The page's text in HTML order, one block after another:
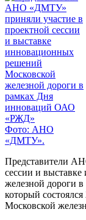
Фото: АНО
«ДМТУ».
Представители
сессии и
железной дороги
который
Московской